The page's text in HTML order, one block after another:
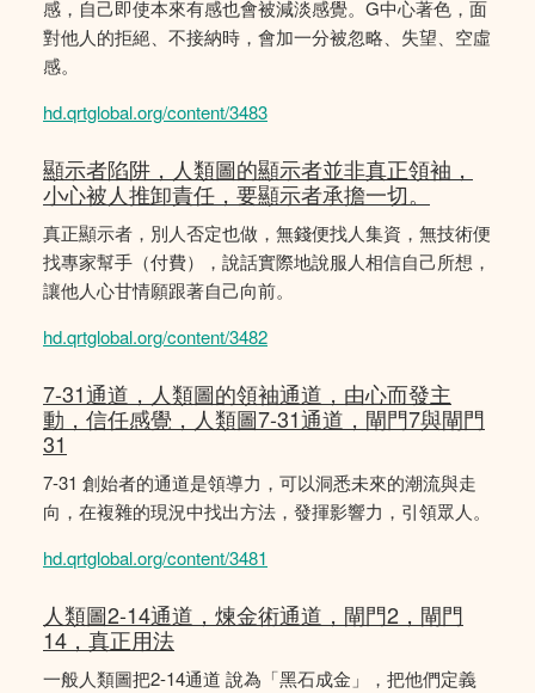
感，自己即使本來有感也會被減淡感覺。G中心著色，面
對他人的拒絕、不接納時，會加一分被忽略、失望、空虛
感。
hd.qrtglobal.org/content/3483
顯示者陷阱，人類圖的顯示者並非真正領袖，
小心被人推卸責任，要顯示者承擔一切。
真正顯示者，別人否定也做，無錢便找人集資，無技術便
找專家幫手（付費），說話實際地說服人相信自己所想，
讓他人心甘情願跟著自己向前。
hd.qrtglobal.org/content/3482
7-31通道，人類圖的領袖通道，由心而發主
動，信任感覺，人類圖7-31通道，閘門7與閘門
31
7-31 創始者的通道是領導力，可以洞悉未來的潮流與走
向，在複雜的現況中找出方法，發揮影響力，引領眾人。
hd.qrtglobal.org/content/3481
人類圖2-14通道，煉金術通道，閘門2，閘門
14，真正用法
一般人類圖把2-14通道 說為「黑石成金」，把他們定義